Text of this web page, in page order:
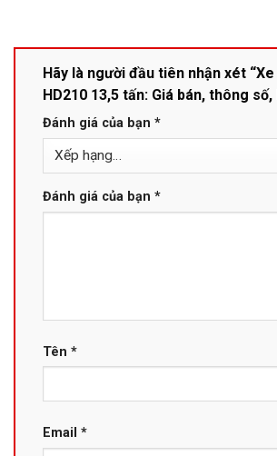
Hãy là người đầu tiên nhận xét
HD210 13,5 tấn: Giá bán, thông
Đánh giá của bạn *
Đánh giá của bạn *
Tên *
Email *